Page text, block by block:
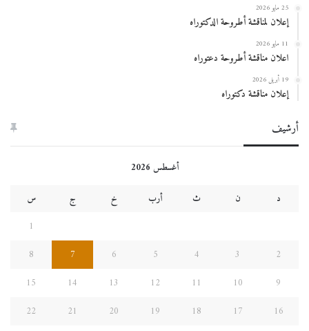
25 مايو 2026
إعلان لمناقشة أطروحة الدكتوراه
11 مايو 2026
اعلان مناقشة أطروحة دعتوراه
19 أبريل 2026
إعلان مناقشة دكتوراه
أرشيف
أغسطس 2026
د
ن ث أرب خ ج
س
1
2
3
4
5
6
7
8
9
10
11
12
13
14
15
16
17
18
19
20
21
22